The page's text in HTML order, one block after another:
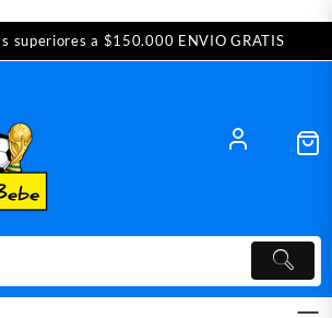
superiores a $150.000 ENVIO GRATIS